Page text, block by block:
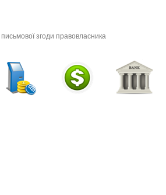
згоди правовласника